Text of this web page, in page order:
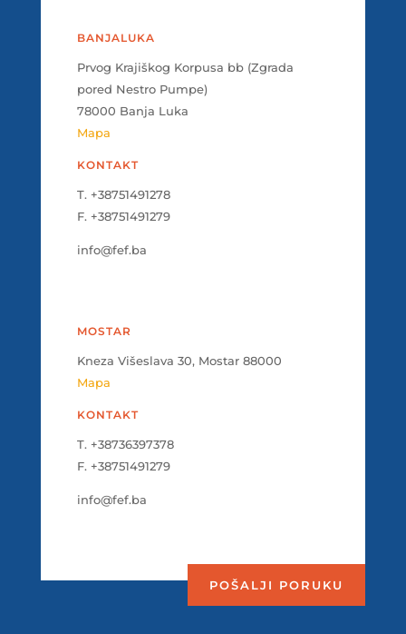
BANJALUKA
Prvog Krajiškog Korpusa bb (Zgrada
pored Nestro Pumpe)
78000 Banja Luka
Mapa
KONTAKT
T. +38751491278
F. +38751491279
info@fef.ba
MOSTAR
Kneza Višeslava 30, Mostar 88000
Mapa
KONTAKT
T. +38736397378
F. +38751491279
info@fef.ba
POŠALJI PORUKU